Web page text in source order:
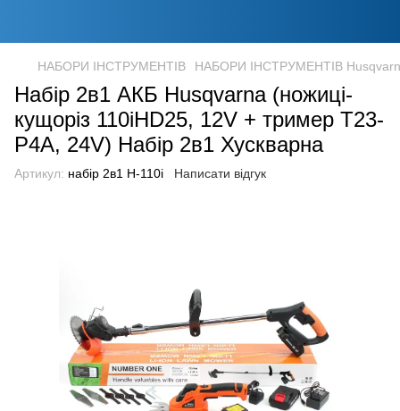
НАБОРИ ІНСТРУМЕНТІВ НАБОРИ ІНСТРУМЕНТІВ
Набір 2в1 АКБ Husqvarna (ножиці-
кущоріз 110iHD25, 12V + тример T23-
P4A, 24V) Набір 2в1 Хускварна
Артикул: набір 2в1 H-110і Написати відгук